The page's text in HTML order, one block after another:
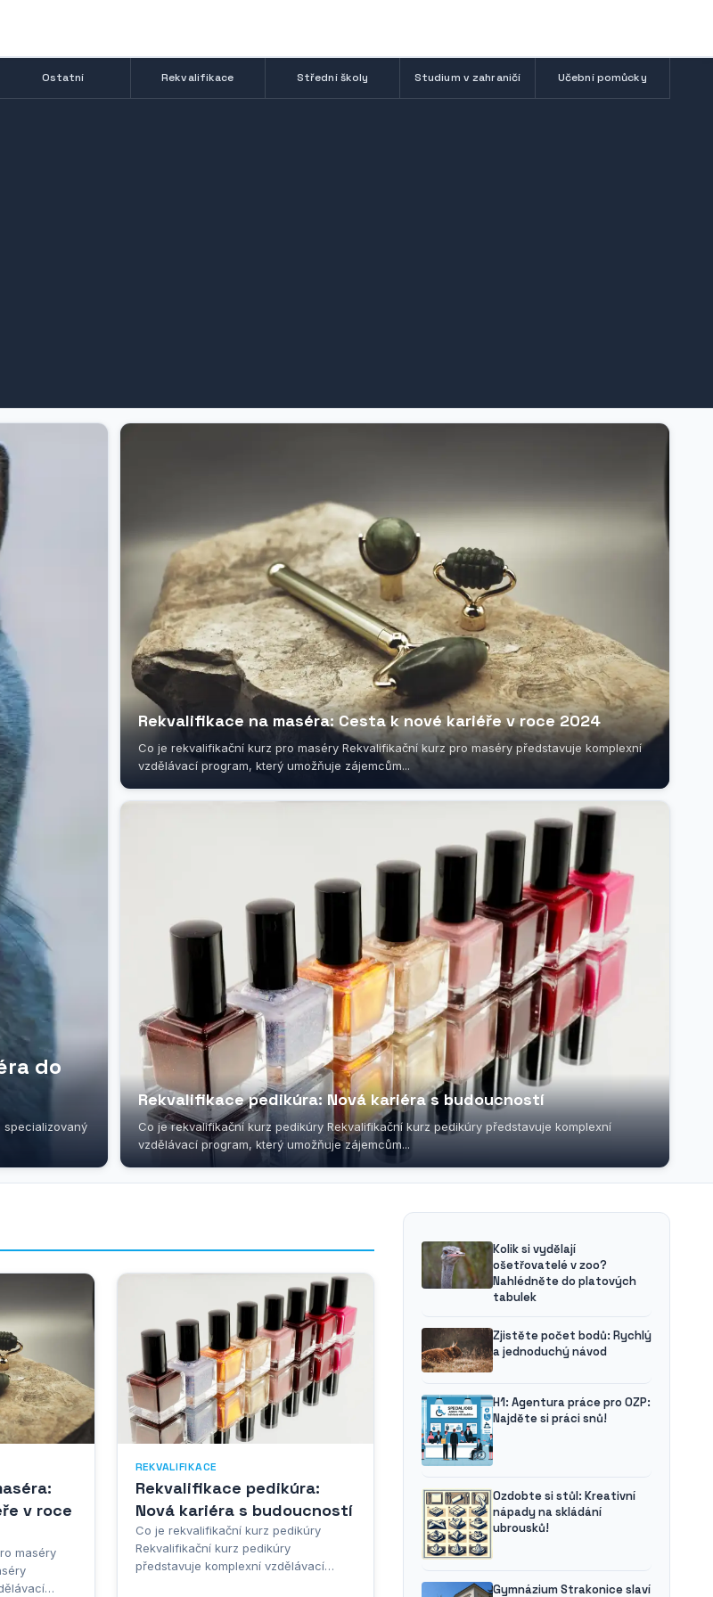
Ostatní Rekvalifikace Střední školy Studium v zahraničí Učební pomůcky
do
specializovaný
Rekvalifikace na maséra: Cesta k nové kariéře v roce 2024
Co je rekvalifikační kurz pro maséry Rekvalifikační kurz pro maséry představuje komplexní
vzdělávací program, který umožňuje zájemcům...
Rekvalifikace pedikúra: Nová kariéra s budoucností
Co je rekvalifikační kurz pedikúry Rekvalifikační kurz pedikúry představuje komplexní
vzdělávací program, který umožňuje zájemcům...
v roce
maséry
REKVALIFIKACE
Rekvalifikace pedikúra:
Nová kariéra s budoucností
Co je rekvalifikační kurz pedikúry
Rekvalifikační kurz pedikúry
představuje komplexní vzdělávací
Kolik si vydělají
ošetřovatelé v zoo?
Nahlédněte do platových
tabulek
Zjistěte počet bodů: Rychlý
a jednoduchý návod
H1: Agentura práce pro OZP:
Najděte si práci snů!
Ozdobte si stůl: Kreativní
nápady na skládání
ubrousků!
Gymnázium Strakonice slaví